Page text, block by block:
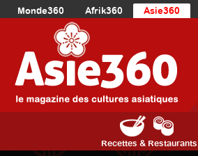
Monde360 Afrik360 Asie360
Europe360
Océanie360
Recettes & Restaurants